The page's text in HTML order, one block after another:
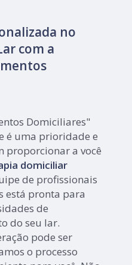
no
com a
Domiciliares"
é uma prioridade e
proporcionar a você
domiciliar
de profissionais
está pronta para
de
do seu lar.
pode ser
o processo